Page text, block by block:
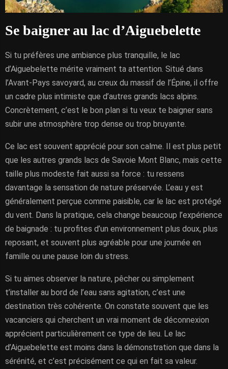
Se baigner au lac d’Aiguebelette
Si tu préfères une ambiance plus tranquille, le lac
d’Aiguebelette mérite vraiment ta attention. Situé dans
l’Avant-Pays savoyard, au creux du massif de l’Épine, il offre
un cadre plus intimiste que d’autres grands lacs alpins.
Concrètement, c’est le bon plan si tu veux te baigner sans
subir une atmosphère trop dense ou trop bruyante.
Ce lac est souvent apprécié pour son calme. Il est plus petit
que les autres grands lacs de Savoie Mont Blanc, mais cette
taille plus modeste fait aussi sa force : tu ressens
davantage la sensation de nature préservée. L’eau y est
généralement perçue comme paisible, car le lac est protégé
du vent. Dans la pratique, cela change beaucoup l’expérience
de baignade : tu profites d’un environnement plus doux, plus
reposant, et souvent plus agréable pour une journée en
famille ou une pause loin du stress.
Si tu aimes observer la nature, pêcher ou simplement
t’installer au bord de l’eau sans agitation, c’est une
destination très cohérente. On constate souvent que les
vacanciers qui cherchent un vrai moment de déconnexion
apprécient particulièrement ce type de lieu. Le lac
d’Aiguebelette est moins dans la démonstration que dans la
sérénité, et c’est précisément ce qui en fait sa valeur.